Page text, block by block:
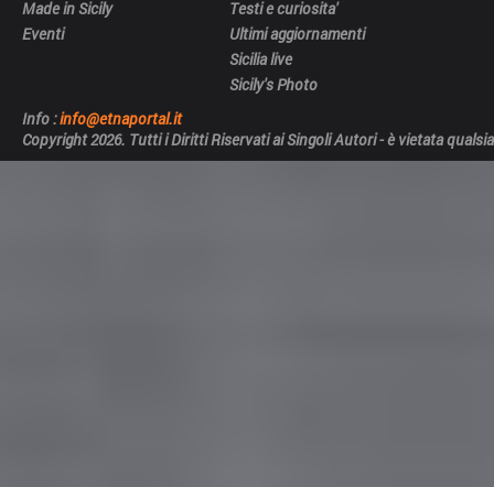
Made in Sicily
Eventi
Testi e curiosita'
Ultimi aggiornamenti
Sicilia live
Sicily's Photo
Info :info@etnaportal.it
Copyright 2026. Tutti i Diritti Riservati ai Singoli Autori - è vietata